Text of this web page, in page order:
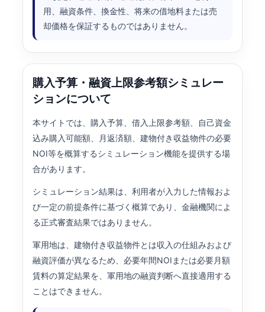
用、融資条件、換金性、将来の借地料または売
却価格を保証するものではありません。
購入予算・融資上限参考額シミュレー
ションについて
本サイトでは、購入予算、借入上限参考額、自己資金
込み購入可能額、月返済額、建物付き収益物件の必要
NOI等を概算するシミュレーション機能を提供する場
合があります。
シミュレーション結果は、利用者が入力した情報およ
び一定の前提条件に基づく概算であり、金融機関によ
る正式審査結果ではありません。
軍用地は、建物付き収益物件とは収入の仕組みおよび
融資評価が異なるため、必要年間NOIまたは必要月額
賃料の算定結果を、軍用地の融資判断へ直接適用する
ことはできません。